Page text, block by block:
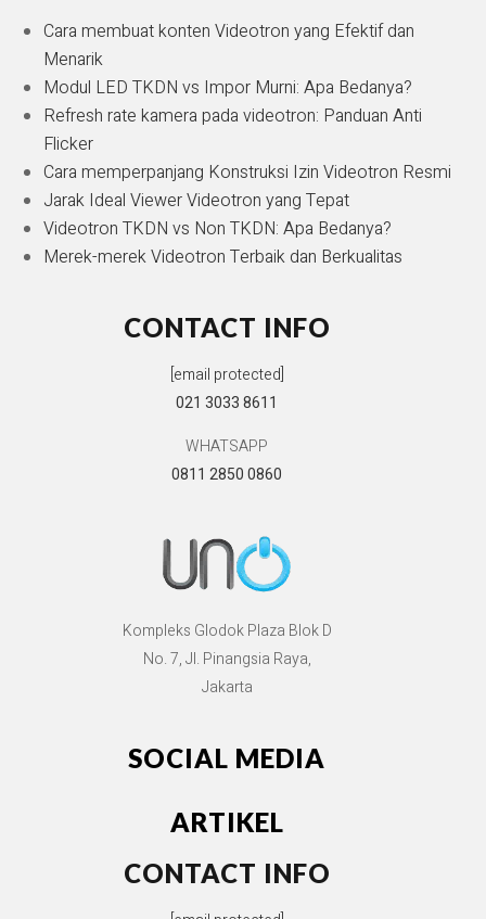
Cara membuat konten Videotron yang Efektif dan
Menarik
Modul LED TKDN vs Impor Murni: Apa Bedanya?
Refresh rate kamera pada videotron: Panduan Anti
Flicker
Cara memperpanjang Konstruksi Izin Videotron Resmi
Jarak Ideal Viewer Videotron yang Tepat
Videotron TKDN vs Non TKDN: Apa Bedanya?
Merek-merek Videotron Terbaik dan Berkualitas
CONTACT INFO
[email protected]
021 3033 8611
WHATSAPP
0811 2850 0860
Kompleks Glodok Plaza Blok D
No. 7, Jl. Pinangsia Raya,
Jakarta
SOCIAL MEDIA
ARTIKEL
CONTACT INFO